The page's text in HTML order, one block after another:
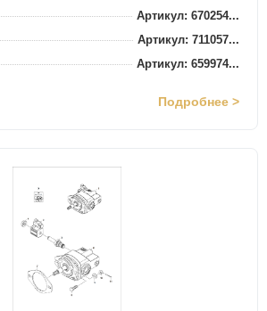
Артикул: 670254...
Артикул: 711057...
Артикул: 659974...
Подробнее >